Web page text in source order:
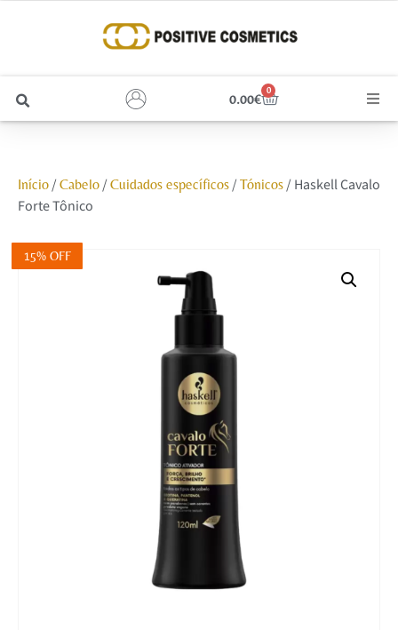
0.00€
0
Unhas
Início/ Cabelo/ Cuidados específicos/ Tónicos/ Haskell Cavalo
Forte Tônico
15% OFF